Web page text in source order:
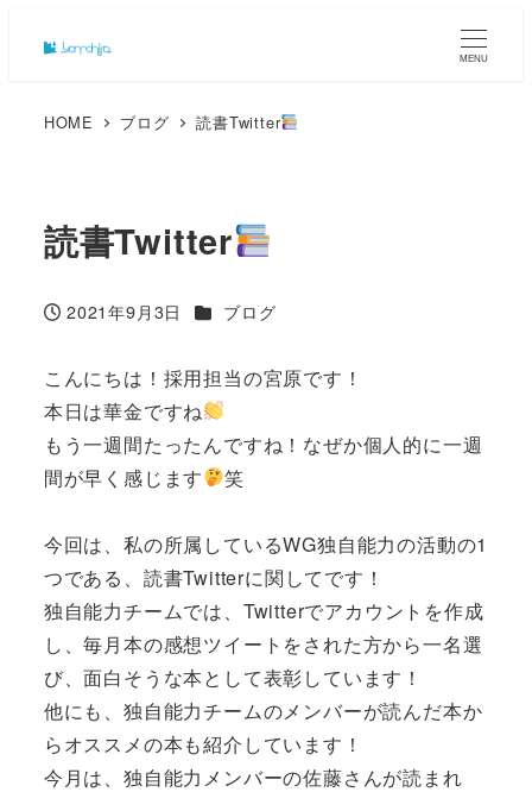
MENU
HOME ブログ 読書Twitter
読書Twitter
投稿日
2021年9月3日 カテゴリー
ブログ
こんにちは！採用担当の宮原です！
本日は華金ですね
もう一週間たったんですね！なぜか個人的に一週
間が早く感じます
笑
今回は、私の所属しているWG独自能力の活動の1
つである、読書Twitterに関してです！
独自能力チームでは、Twitterでアカウントを作成
し、毎月本の感想ツイートをされた方から一名選
び、面白そうな本として表彰しています！
他にも、独自能力チームのメンバーが読んだ本か
らオススメの本も紹介しています！
今月は、独自能力メンバーの佐藤さんが読まれ